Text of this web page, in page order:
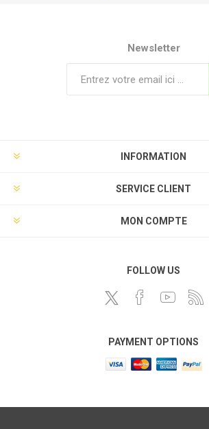
Newsletter
INFORMATION
SERVICE CLIENT
MON COMPTE
FOLLOW US
PAYMENT OPTIONS